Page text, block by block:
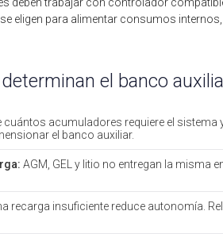
eligen para alimentar consumos
el banco
cuántos acumuladores requiere el sistema
el banco auxiliar.
AGM, GEL y litio no entregan la misma
recarga insuficiente reduce autonomía.